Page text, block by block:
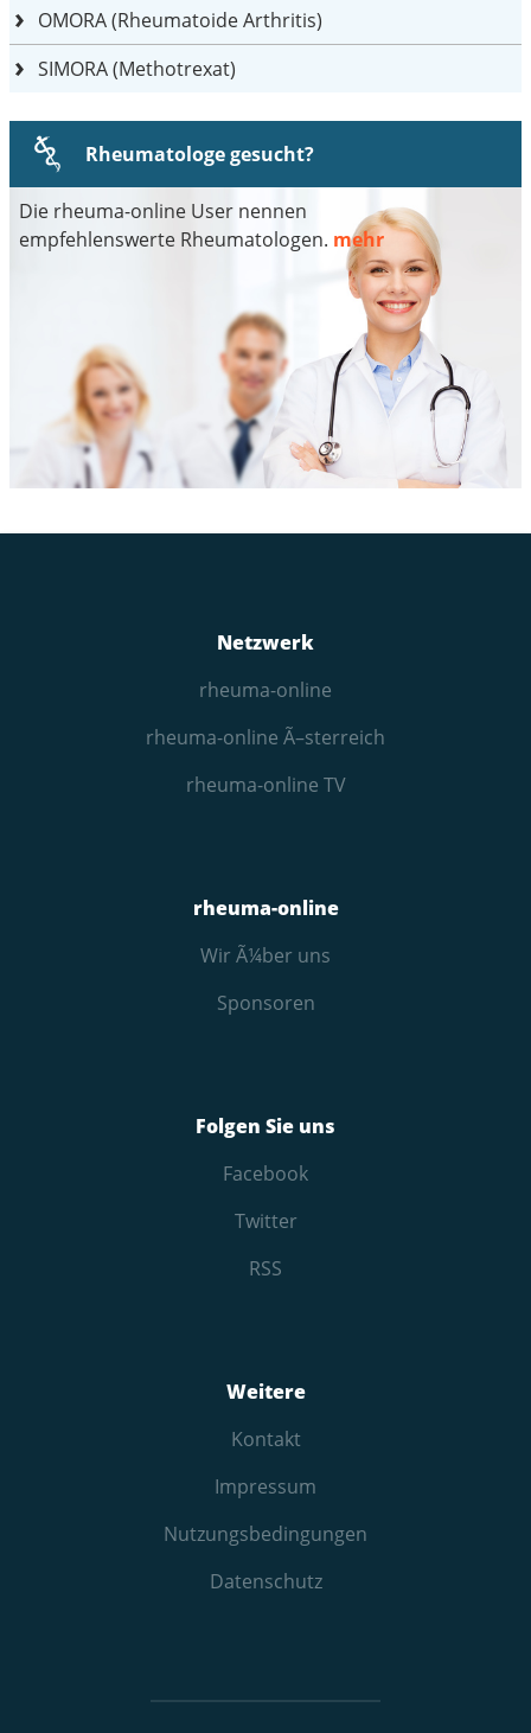
OMORA (Rheumatoide Arthritis)
SIMORA (Methotrexat)
Rheumatologe gesucht?
Die rheuma-online User nennen
empfehlenswerte Rheumatologen. mehr
Netzwerk
rheuma-online
rheuma-online Ã–sterreich
rheuma-online TV
rheuma-online
Wir Ã¼ber uns
Sponsoren
Folgen Sie uns
Facebook
Twitter
RSS
Weitere
Kontakt
Impressum
Nutzungs­bedingungen
Datenschutz